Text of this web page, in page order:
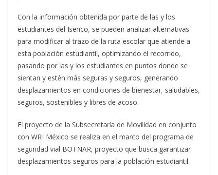
Con la información obtenida por parte de las y los
estudiantes del Isenco, se pueden analizar alternativas
para modificar al trazo de la ruta escolar que atiende a
esta población estudiantil, optimizando el recorrido,
pasando por las y los estudiantes en puntos donde se
sientan y estén más seguras y seguros, generando
desplazamientos en condiciones de bienestar, saludables,
seguros, sostenibles y libres de acoso.
El proyecto de la Subsecretaría de Movilidad en conjunto
con WRI México se realiza en el marco del programa de
seguridad vial BOTNAR, proyecto que busca garantizar
desplazamientos seguros para la población estudiantil.